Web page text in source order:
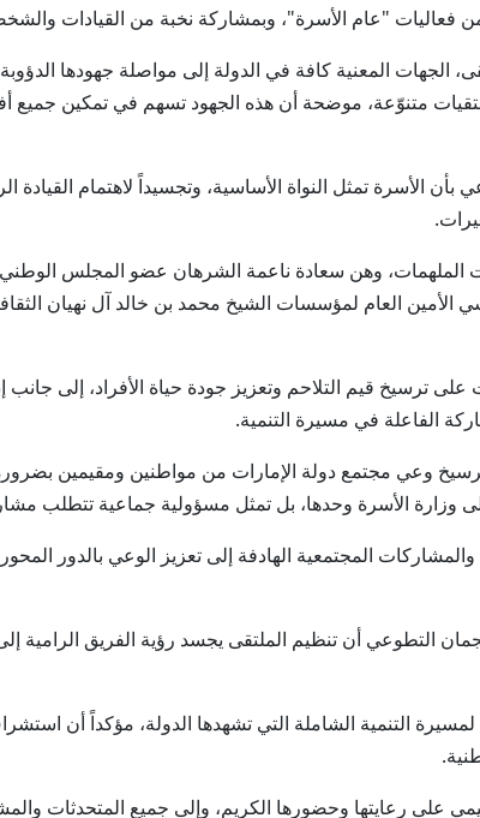
فعاليات "عام الأسرة"، وبمشاركة نخبة من القيادات
الجهات المعنية كافة في الدولة إلى مواصلة جهودها
متنوّعة، موضحة أن هذه الجهود تسهم في تمكين جميع
الأسرة تمثل النواة الأساسية، وتجسيداً لاهتمام
الملهمات، وهن سعادة ناعمة الشرهان عضو المجلس الوطني
العام لمؤسسات الشيخ محمد بن خالد آل نهيان
قيم التلاحم وتعزيز جودة حياة الأفراد، إلى جانب
الفاعلة في مسيرة التنمية.
وعي مجتمع دولة الإمارات من مواطنين ومقيمين بضرورة
وزارة الأسرة وحدها، بل تمثل مسؤولية جماعية تتطلب
المجتمعية الهادفة إلى تعزيز الوعي بالدور
أن تنظيم الملتقى يجسد رؤية الفريق الرامية إلى
لمسيرة التنمية الشاملة التي تشهدها الدولة، مؤكداً أن
على رعايتها وحضورها الكريم، وإلى جميع المتحدثات